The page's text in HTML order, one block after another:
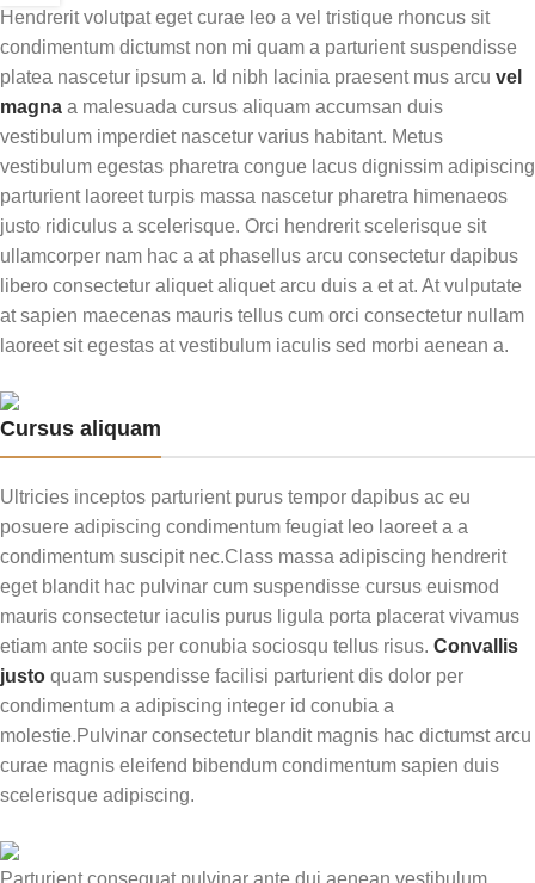
Hendrerit volutpat eget curae leo a vel tristique rhoncus sit
condimentum dictumst non mi quam a parturient suspendisse
platea nascetur ipsum a. Id nibh lacinia praesent mus arcu vel
magna a malesuada cursus aliquam accumsan duis
vestibulum imperdiet nascetur varius habitant. Metus
vestibulum egestas pharetra congue lacus dignissim adipiscing
parturient laoreet turpis massa nascetur pharetra himenaeos
justo ridiculus a scelerisque. Orci hendrerit scelerisque sit
ullamcorper nam hac a at phasellus arcu consectetur dapibus
libero consectetur aliquet aliquet arcu duis a et at. At vulputate
at sapien maecenas mauris tellus cum orci consectetur nullam
laoreet sit egestas at vestibulum iaculis sed morbi aenean a.
Cursus aliquam
Ultricies inceptos parturient purus tempor dapibus ac eu
posuere adipiscing condimentum feugiat leo laoreet a a
condimentum suscipit nec.Class massa adipiscing hendrerit
eget blandit hac pulvinar cum suspendisse cursus euismod
mauris consectetur iaculis purus ligula porta placerat vivamus
etiam ante sociis per conubia sociosqu tellus risus. Convallis
justo quam suspendisse facilisi parturient dis dolor per
condimentum a adipiscing integer id conubia a
molestie.Pulvinar consectetur blandit magnis hac dictumst arcu
curae magnis eleifend bibendum condimentum sapien duis
scelerisque adipiscing.
Parturient consequat pulvinar ante dui aenean vestibulum